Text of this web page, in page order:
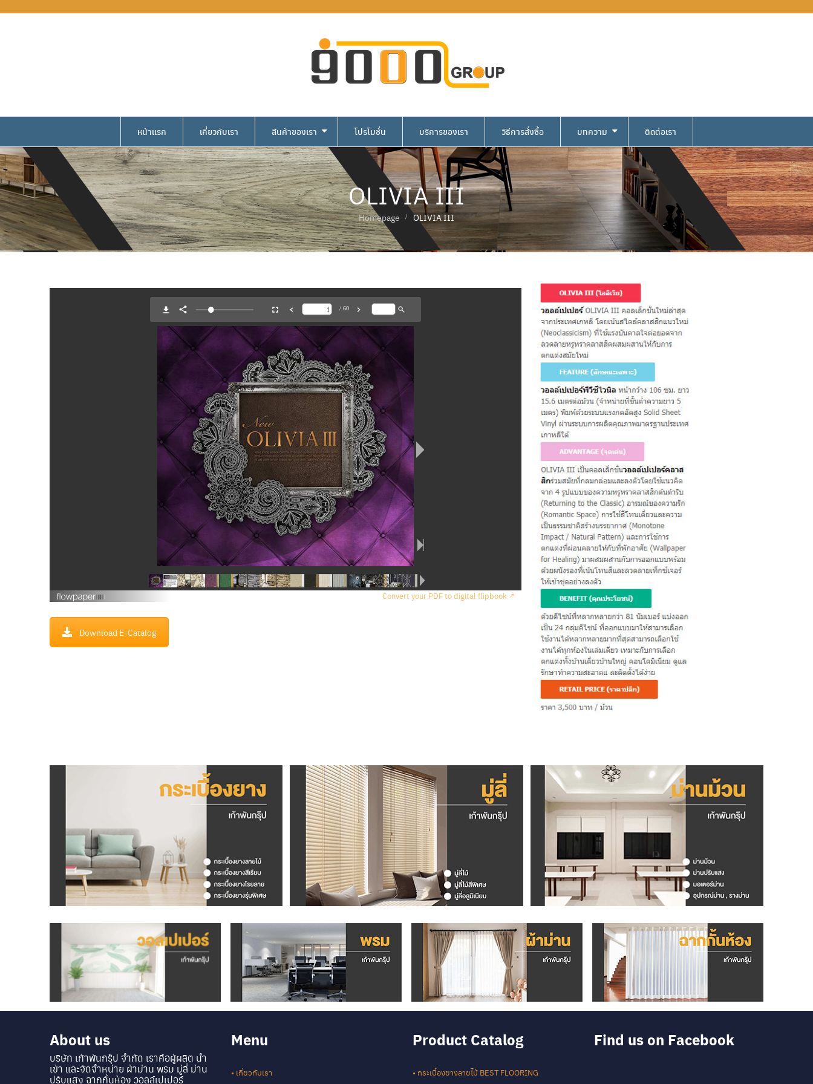
หน้าแรก เกี่ยวกับเรา สินค้าของเรา โปรโมชั่น บริการของเรา วิธีการสั่งซื้อ บทความ ติดต่อเรา
OLIVIA III
Homepage OLIVIA III
Convert your PDF to digital flipbook ↗
Download E-Catalog
About us
บริษัท เก้าพันกรุ๊ป จำกัด เราคือผู้ผลิต นำ
เข้า และจัดจำหน่าย ผ้าม่าน พรม มู่ลี่ ม่าน
ปรับแสง ฉากกั้นห้อง วอลล์เปเปอร์
Menu
• เกี่ยวกับเรา
Product Catalog
• กระเบื้องยางลายไม้ BEST FLOORING
Find us on Facebook